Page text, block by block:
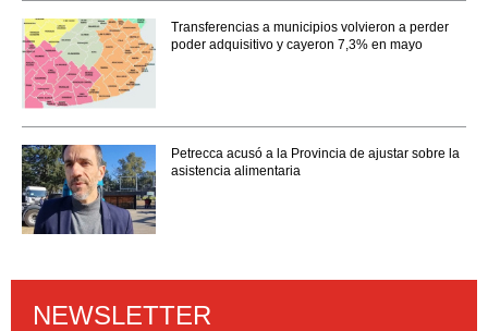
Transferencias a municipios volvieron a perder
poder adquisitivo y cayeron 7,3% en mayo
Petrecca acusó a la Provincia de ajustar sobre la
asistencia alimentaria
NEWSLETTER